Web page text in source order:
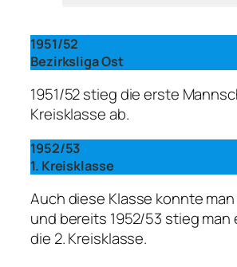
1951/52
Bezirksliga Ost
1951/52 stieg die erste
Kreisklasse ab.
1952/53
1. Kreisklasse
Auch diese Klasse konnte
und bereits 1952/53 stieg man
die 2. Kreisklasse.